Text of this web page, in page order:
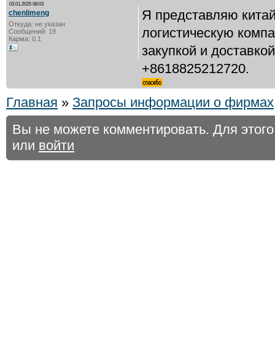
03.01.2025 08:03
chenlimeng
Откуда: не указан
Сообщений: 19
Карма: 0.1
Я представляю
логистическую
закупкой и
+8618825212720.
Главная » Запросы информации о фирмах
Вы не можете комментировать. Для
или войти